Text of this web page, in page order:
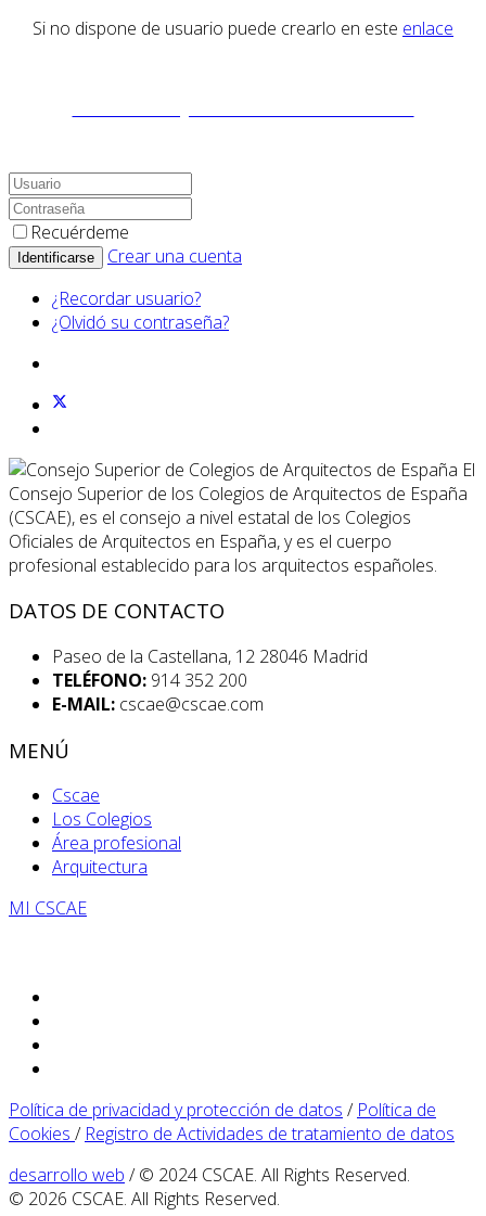
Si no dispone de usuario puede crearlo en este enlace
Recuérdeme
Identificarse
Crear una cuenta
¿Recordar usuario?
¿Olvidó su contraseña?
El
Consejo Superior de los Colegios de Arquitectos de España
(CSCAE), es el consejo a nivel estatal de los Colegios
Oficiales de Arquitectos en España, y es el cuerpo
profesional establecido para los arquitectos españoles.
DATOS DE CONTACTO
Paseo de la Castellana, 12 28046 Madrid
TELÉFONO: 914 352 200
E-MAIL: cscae@cscae.com
MENÚ
Cscae
Los Colegios
Área profesional
Arquitectura
MI CSCAE
Política de privacidad y protección de datos / Política de
Cookies / Registro de Actividades de tratamiento de datos
desarrollo web / © 2024 CSCAE. All Rights Reserved.
© 2026 CSCAE. All Rights Reserved.